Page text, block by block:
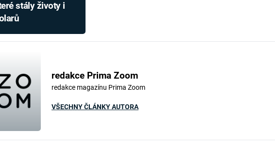
stály životy i
redakce Prima Zoom
redakce magazínu Prima Zoom
VŠECHNY ČLÁNKY AUTORA